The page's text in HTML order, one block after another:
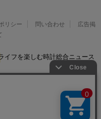
リシー 問い合わせ
広告掲
フを楽しむ時計総合ニュース